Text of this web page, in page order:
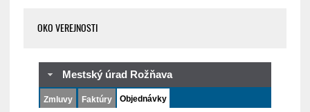
OKO VEREJNOSTI